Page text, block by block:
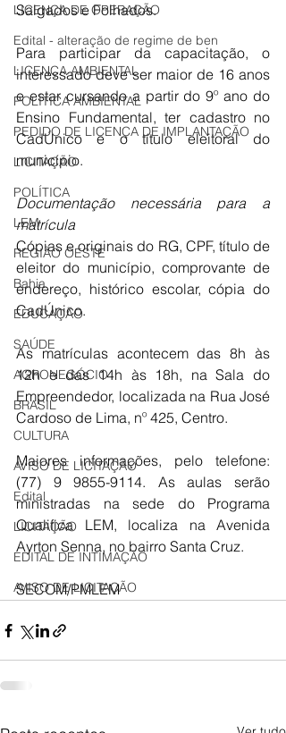
LICENÇA DE OPERAÇÃO
Edital - alteração de regime de ben
LICENÇA AMBIENTAL
POLÍTICA AMBIENTAL
PEDIDO DE LICENÇA DE IMPLANTAÇÃO
LICITAÇÃO
POLÍTICA
LEM
REGIÃO OESTE
Bahia
EDUCAÇÃO
SAÚDE
AGRONEGÓCIO
BRASIL
CULTURA
AVISO DE LICITAÇÃO
Edital
LICITAÇÃO
EDITAL DE INTIMAÇÃO
AVISO DE LICITAÇÃO
Salgados e Folhados.
Para participar da capacitação, o
interessado deve ser maior de 16 anos
e estar cursando a partir do 9º ano do
Ensino Fundamental, ter cadastro no
CadÚnico e o título eleitoral do
município.
Documentação necessária para a
matrícula
Cópias e originais do RG, CPF, título de
eleitor do município, comprovante de
endereço, histórico escolar, cópia do
CadÚnico.
As matrículas acontecem das 8h às
12h e das 14h às 18h, na Sala do
Empreendedor, localizada na Rua José
Cardoso de Lima, nº 425, Centro.
Maiores informações, pelo telefone:
(77) 9 9855-9114. As aulas serão
ministradas na sede do Programa
Qualifica LEM, localiza na Avenida
Ayrton Senna, no bairro Santa Cruz.
SECOM/PMLEM